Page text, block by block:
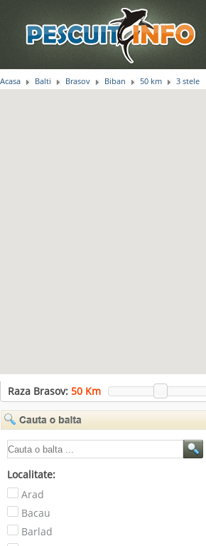
Acasa Balti Brasov Biban 50 km 3 stele
Raza Brasov: 50 Km
Localitate:
Arad
Bacau
Barlad